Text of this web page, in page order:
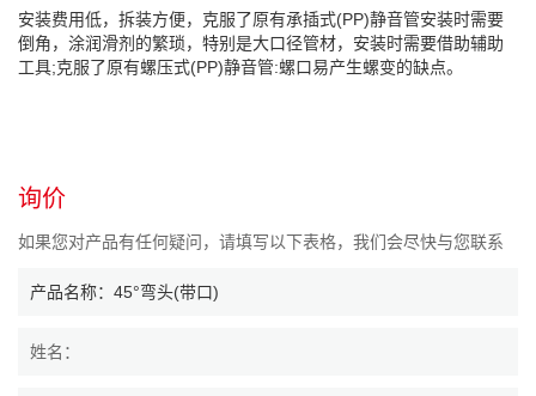
安装费用低，拆装方便，克服了原有承插式(PP)静音管安装时需要
倒角，涂润滑剂的繁琐，特别是大口径管材，安装时需要借助辅助
工具;克服了原有螺压式(PP)静音管:螺口易产生螺变的缺点。
询价
如果您对产品有任何疑问，请填写以下表格，我们会尽快与您联系